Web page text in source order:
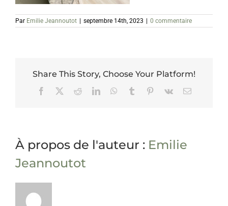
Par Emilie Jeannoutot septembre 14th, 2023 0 commentaire
Share This Story, Choose Your Platform!
Facebook RedditLinkedInWhatsApp
Tumblr Pinterest
Vk Email
À propos de l'auteur : Emilie
Jeannoutot